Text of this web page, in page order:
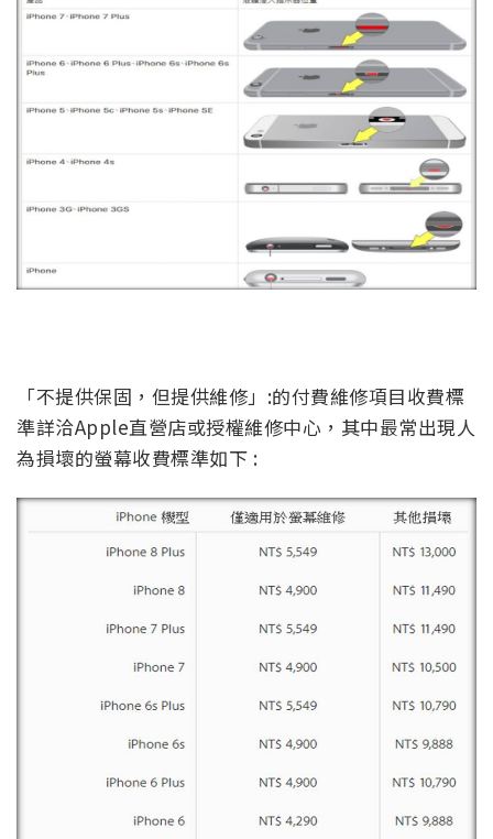
「不提供保固，但提供維修」:的付費維修項目收費標
準詳洽Apple直營店或授權維修中心，其中最常出現人
為損壞的螢幕收費標準如下 :